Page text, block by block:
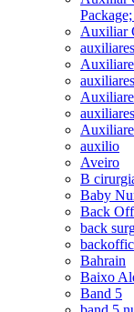
Auxiliar
auxiliares
auxilio
Aveiro
B
Baby
Back
back
Bahrain
Baixo
Band 5